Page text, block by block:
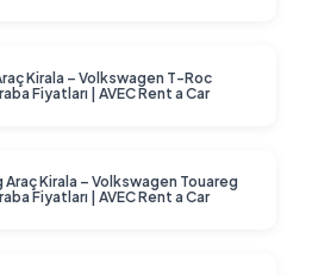
Kirala – Volkswagen T-Roc
Fiyatları | AVEC Rent a Car
Araç Kirala – Volkswagen Touareg
Fiyatları | AVEC Rent a Car